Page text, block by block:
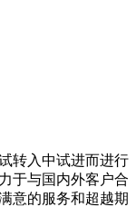
转入中试进而进行
于与国内外客户合
意的服务和超越期